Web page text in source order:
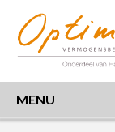
MENU